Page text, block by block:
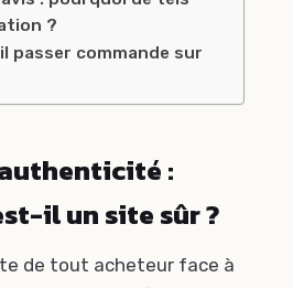
?
passer commande sur
:
il un site sûr ?
de tout acheteur face à